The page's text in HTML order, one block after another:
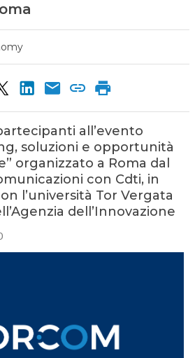
all’evento
soluzioni e opportunità
organizzato a Roma dal
con Cdti, in
l’università Tor Vergata
dell’Innovazione